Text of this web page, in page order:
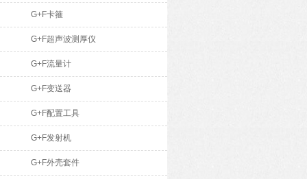
G+F卡箍
G+F超声波测厚仪
G+F流量计
G+F变送器
G+F配置工具
G+F发射机
G+F外壳套件